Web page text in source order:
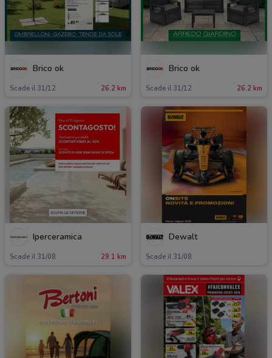
Brico ok
Scade il 31/12 26.2 km
Brico ok
Scade il 31/12 26.2 km
Iperceramica
Scade il 31/08 29.1 km
Dewalt
Scade il 31/08